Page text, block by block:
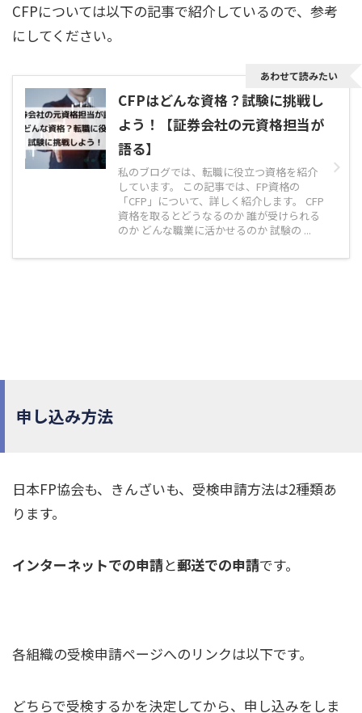
CFPについては以下の記事で紹介しているので、参考
にしてください。
CFPはどんな資格？試験に挑戦し
よう！【証券会社の元資格担当が
語る】
私のブログでは、転職に役立つ資格を紹介
しています。 この記事では、FP資格の
「CFP」について、詳しく紹介します。 CFP
資格を取るとどうなるのか 誰が受けられる
のか どんな職業に活かせるのか 試験の ...
あわせて読みたい
申し込み方法
日本FP協会も、きんざいも、受検申請方法は2種類あ
ります。
インターネットでの申請と郵送での申請です。
各組織の受検申請ページへのリンクは以下です。
どちらで受検するかを決定してから、申し込みをしま